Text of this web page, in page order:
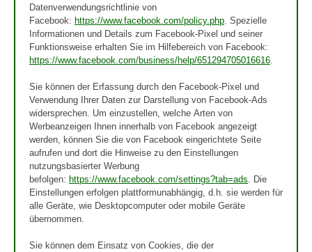
Datenverwendungsrichtlinie von
Facebook: https://www.facebook.com/policy.php . Spezielle
Informationen und Details zum Facebook-Pixel und seiner
Funktionsweise erhalten Sie im Hilfebereich von Facebook:
https://www.facebook.com/business/help/651294705016616
Sie können der Erfassung durch den Facebook-Pixel und
Verwendung Ihrer Daten zur Darstellung von Facebook-Ads
widersprechen. Um einzustellen, welche Arten von
Werbeanzeigen Ihnen innerhalb von Facebook angezeigt
werden, können Sie die von Facebook eingerichtete Seite
aufrufen und dort die Hinweise zu den Einstellungen
nutzungsbasierter Werbung
befolgen: https://www.facebook.com/settings?tab=ads . Die
Einstellungen erfolgen plattformunabhängig, d.h. sie werden für
alle Geräte, wie Desktopcomputer oder mobile Geräte
übernommen.
Sie können dem Einsatz von Cookies, die der